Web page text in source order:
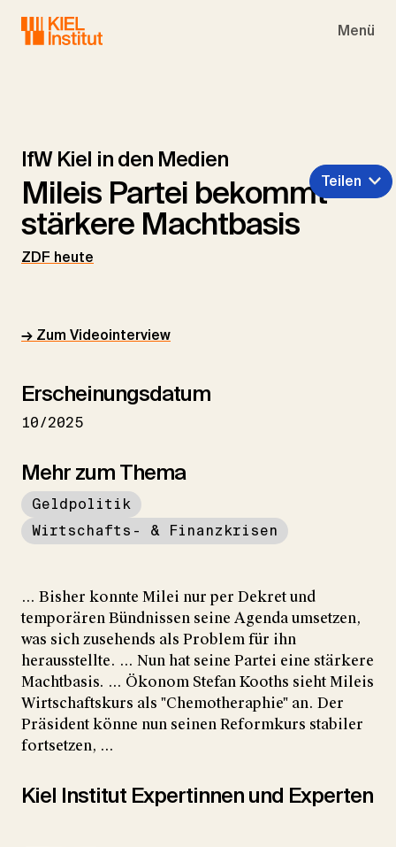
Menü
IfW Kiel in den Medien
Mileis Partei bekommt
stärkere Machtbasis
ZDF heute
Teilen
→ Zum Videointerview
Erscheinungsdatum
10/2025
Mehr zum Thema
Geldpolitik
Wirtschafts- & Finanzkrisen
... Bisher konnte Milei nur per Dekret und
temporären Bündnissen seine Agenda umsetzen,
was sich zusehends als Problem für ihn
herausstellte. ... Nun hat seine Partei eine stärkere
Machtbasis. ... Ökonom Stefan Kooths sieht Mileis
Wirtschaftskurs als "Chemotheraphie" an. Der
Präsident könne nun seinen Reformkurs stabiler
fortsetzen, ...
Kiel Institut Expertinnen und Experten